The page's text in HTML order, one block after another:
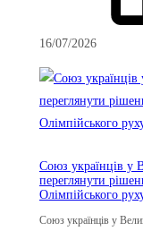
16/07/2026
Союз українців у
переглянути
Олімпійського
Союз українців у